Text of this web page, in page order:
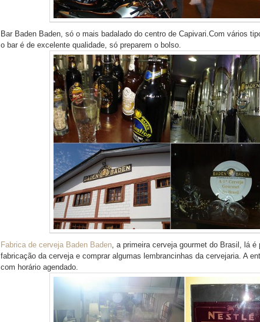
Bar Baden Baden, só o mais badalado do centro de Capivari.Com vários
o bar é de excelente qualidade, só preparem o bolso.
Fabrica de cerveja Baden Baden , a primeira cerveja gourmet do Brasil, lá
fabricação da cerveja e comprar algumas lembrancinhas da cervejaria. A
com horário agendado.